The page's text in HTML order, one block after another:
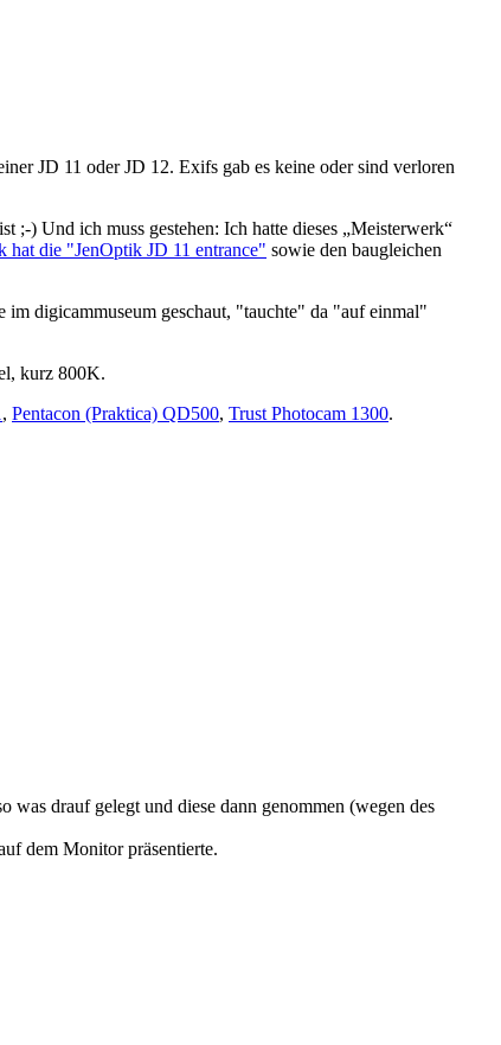
JD 11 oder JD 12. Exifs gab es keine oder sind verloren
;-) Und ich muss gestehen: Ich hatte dieses „Meisterwerk“
hat die "JenOptik JD 11 entrance" sowie den baugleichen
digicammuseum geschaut, "tauchte" da "auf einmal"
kurz 800K.
, Pentacon (Praktica) QD500, Trust Photocam 1300.
drauf gelegt und diese dann genommen (wegen des
dem Monitor präsentierte.